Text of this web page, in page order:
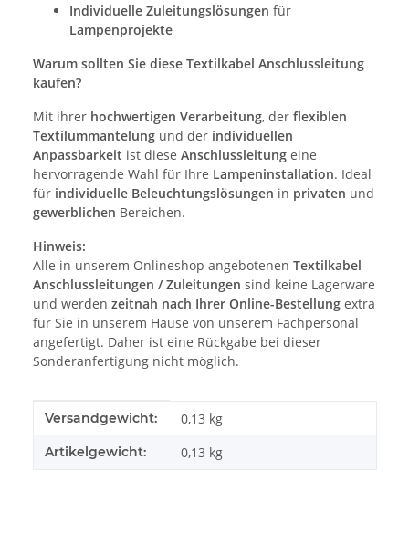
Individuelle Zuleitungslösungen für
Lampenprojekte
Warum sollten Sie diese Textilkabel Anschlussleitung
kaufen?
Mit ihrer hochwertigen Verarbeitung, der flexiblen
Textilummantelung und der individuellen
Anpassbarkeit ist diese Anschlussleitung eine
hervorragende Wahl für Ihre Lampeninstallation. Ideal
für individuelle Beleuchtungslösungen in privaten und
gewerblichen Bereichen.
Hinweis:
Alle in unserem Onlineshop angebotenen Textilkabel
Anschlussleitungen / Zuleitungen sind keine Lagerware
und werden zeitnah nach Ihrer Online-Bestellung extra
für Sie in unserem Hause von unserem Fachpersonal
angefertigt. Daher ist eine Rückgabe bei dieser
Sonderanfertigung nicht möglich.
Produkteigenschaft
Wert
Versandgewicht: 0,13 kg
Artikelgewicht: 0,13 kg